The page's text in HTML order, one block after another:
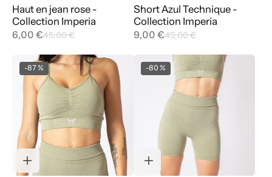
Haut en jean rose -
Collection Imperia
6,00 €45,00 €
Short Azul Technique -
Collection Imperia
9,00 €45,00 €
-87 % -80 %